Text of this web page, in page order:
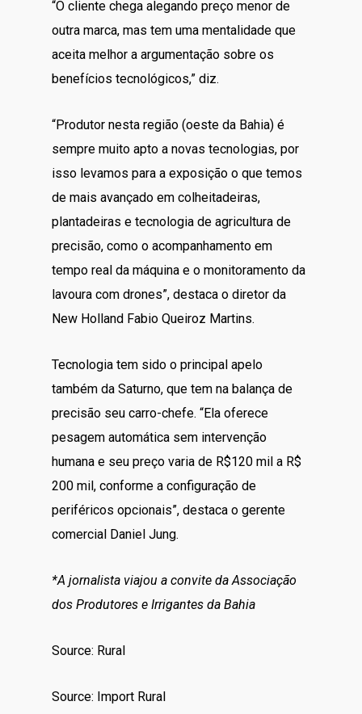
“O cliente chega alegando preço menor de
outra marca, mas tem uma mentalidade que
aceita melhor a argumentação sobre os
benefícios tecnológicos,” diz.
“Produtor nesta região (oeste da Bahia) é
sempre muito apto a novas tecnologias, por
isso levamos para a exposição o que temos
de mais avançado em colheitadeiras,
plantadeiras e tecnologia de agricultura de
precisão, como o acompanhamento em
tempo real da máquina e o monitoramento da
lavoura com drones”, destaca o diretor da
New Holland Fabio Queiroz Martins.
Tecnologia tem sido o principal apelo
também da Saturno, que tem na balança de
precisão seu carro-chefe. “Ela oferece
pesagem automática sem intervenção
humana e seu preço varia de R$120 mil a R$
200 mil, conforme a configuração de
periféricos opcionais”, destaca o gerente
comercial Daniel Jung.
*A jornalista viajou a convite da Associação
dos Produtores e Irrigantes da Bahia
Source: Rural
Source: Import Rural